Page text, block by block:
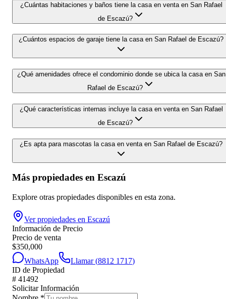
¿Cuántas habitaciones y baños tiene la casa en venta en San Rafael
de Escazú?
¿Cuántos espacios de garaje tiene la casa en San Rafael de Escazú?
¿Qué amenidades ofrece el condominio donde se ubica la casa en San
Rafael de Escazú?
¿Qué características internas incluye la casa en venta en San Rafael
de Escazú?
¿Es apta para mascotas la casa en venta en San Rafael de Escazú?
Más propiedades en Escazú
Explore otras propiedades disponibles en esta zona.
Ver propiedades en Escazú
Información de Precio
Precio de venta
$350,000
WhatsApp
Llamar (8812 1717)
ID de Propiedad
# 41492
Solicitar Información